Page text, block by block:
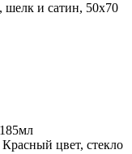
и сатин, 50х70
цвет, стекло